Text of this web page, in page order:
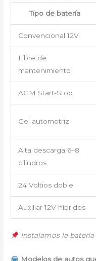
Tipo de batería
Convencional 12V
Libre de
mantenimiento
AGM Start-Stop
Gel automotriz
Alta descarga 6–8
cilindros
24 Voltios doble
Auxiliar 12V híbridos
Instalamos la
Modelos de autos